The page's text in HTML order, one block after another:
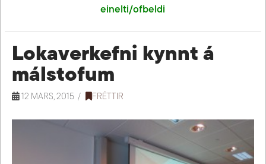
einelti/ofbeldi
Lokaverkefni kynnt á
málstofum
12 MARS, 2015 FRÉTTIR